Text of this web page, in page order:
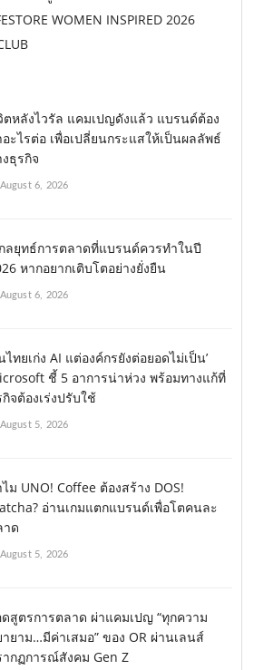
WOMEN INSPIRED 2026
ตหลังไวรัล แคมเปญดังแล้ว แบรนด์ต้อง
ะไรต่อ เพื่อเปลี่ยนกระแสให้เป็นผลลัพธ์
ธุรกิจ
August 6, 2026
ลยุทธ์การตลาดที่แบรนด์ควรทำในปี
หากอยากเติบโตอย่างยั่งยืน
August 6, 2026
ไทยเก่ง AI แต่องค์กรยังต่อยอดไม่เป็น’
ชี้ 5 อาการน่าห่วง พร้อมทางแก้ที่
จต้องเร่งปรับใช้
August 5, 2026
ม UNO! Coffee ต้องสร้าง DOS!
อ่านเกมแตกแบรนด์เพื่อโตคนละ
าด
August 5, 2026
ดสูตรการตลาด ผ่าแคมเปญ “ทุกความ
ยาม…มีค่าเสมอ” ของ OR ผ่านเลนส์
กฏการณ์สังคม Gen Z